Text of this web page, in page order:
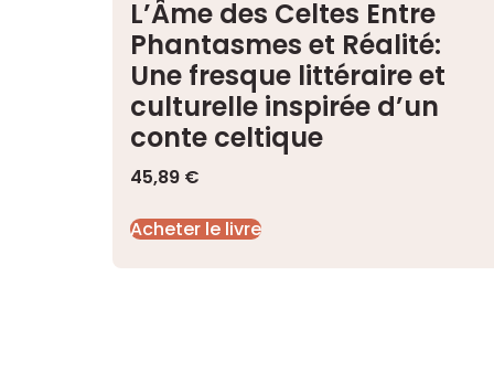
L’Âme des Celtes Entre
Phantasmes et Réalité:
Une fresque littéraire et
culturelle inspirée d’un
conte celtique
45,89 €
Acheter le livre